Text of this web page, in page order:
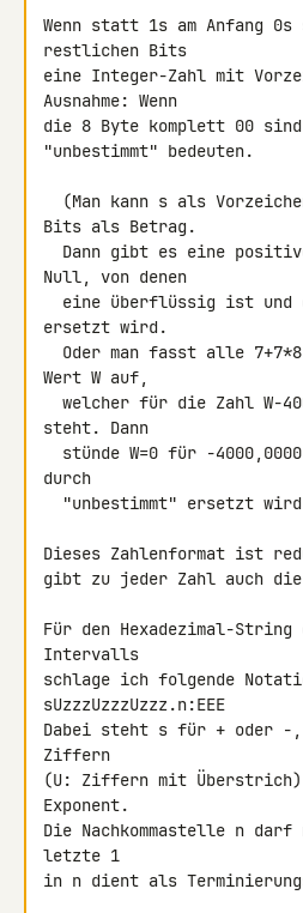
Wenn statt 1s am Anfang
restlichen Bits
eine Integer-Zahl mit
Ausnahme: Wenn
die 8 Byte komplett 00
"unbestimmt" bedeuten.
Bits als Betrag.
Null, von denen
ersetzt wird.
Wert W auf,
steht. Dann
durch
Dieses Zahlenformat ist
gibt zu jeder Zahl auch
Für den Hexadezimal-
Intervalls
schlage ich folgende
sUzzzUzzzUzzz.n:EEE
Dabei steht s für + oder -,
Ziffern
(U: Ziffern mit
Exponent.
Die Nachkommastelle n
letzte 1
in n dient als